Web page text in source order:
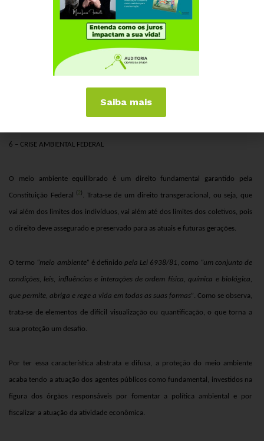
6 – CRISE AMBIENTAL FEDERAL
O meio ambiente equilibrado é um direito fundamental garantido pela
Constituição Federal 2 . Trata-se de um direito transgeracional, ou seja, que
vai além dos limites dos indivíduos, vai além até dos limites dos coletivos, pois
o direito deve assegurado e preservado para as atuais e futuras gerações.
O termo “meio ambiente” é definido pela Lei 6938/81, como “um conjunto de
condições, leis, influências e interações de ordem física, química e biológica,
que permite, abriga e rege a vida em todas as suas formas”. Como se observa,
trata-se de elementos de difícil visualização ou quantificação, o que torna a
sua proteção um desafio.
Por ter essa característica abstrata e difusa, a proteção do meio ambiente
acaba tendo a atuação dos agentes públicos como fundamental, investidos na
figura dos órgãos responsáveis por fomentar a política ambiental e por
fiscalizar a atuação da atividade econômica.
Saiba mais